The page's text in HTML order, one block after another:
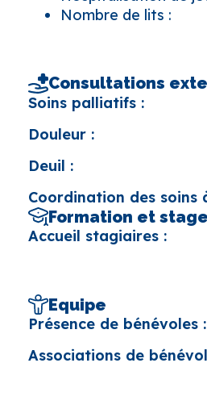
Nombre de lits :
Consultations
Soins palliatifs :
Douleur :
Deuil :
Coordination des soins
Formation et
Accueil stagiaires :
Equipe
Présence de bénévoles :
Associations de